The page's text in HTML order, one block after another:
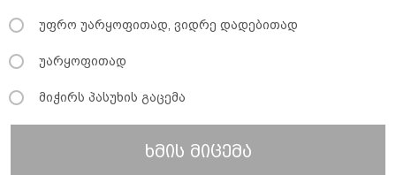
უფრო უარყოფითად, ვიდრე დადებითად
უარყოფითად
მიჭირს პასუხის გაცემა
ხმის მიცემა